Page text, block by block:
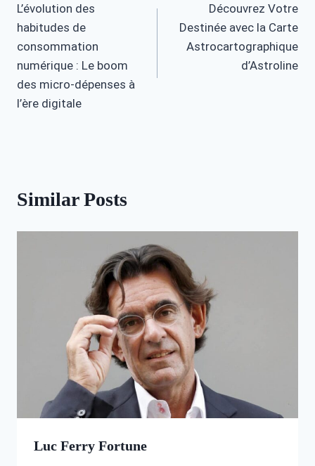
navigation
L’évolution des
habitudes de
consommation
numérique : Le boom
des micro-dépenses à
l’ère digitale
Découvrez Votre
Destinée avec la Carte
Astrocartographique
d’Astroline
Similar Posts
Luc Ferry Fortune